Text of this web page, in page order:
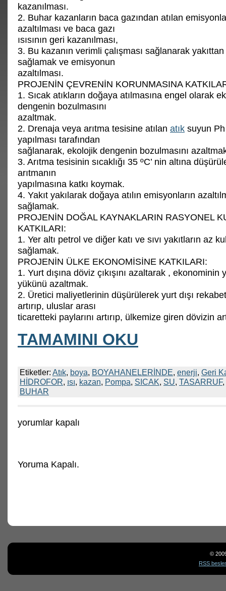
kazanılması.
2. Buhar kazanların baca gazından atılan
azaltılması ve baca gazı
ısısının geri kazanılması,
3. Bu kazanın verimli çalışması sağlanarak yakıttan
sağlamak ve emisyonun
azaltılması.
PROJENİN ÇEVRENİN KORUNMASINA
1. Sıcak atıkların doğaya atılmasına engel olarak
dengenin bozulmasını
azaltmak.
2. Drenaja veya arıtma tesisine atılan atık suyun
yapılması tarafından
sağlanarak, ekolojik dengenin bozulmasını
3. Arıtma tesisinin sıcaklığı 35 ºC’ nin altına
arıtmanın
yapılmasına katkı koymak.
4. Yakıt yakılarak doğaya atılın emisyonların
sağlamak.
PROJENİN DOĞAL KAYNAKLARIN RASYONEL
KATKILARI:
1. Yer altı petrol ve diğer katı ve sıvı yakıtların az
sağlamak.
PROJENİN ÜLKE EKONOMİSİNE KATKILARI:
1. Yurt dışına döviz çıkışını azaltarak , ekonominin
yükünü azaltmak.
2. Üretici maliyetlerinin düşürülerek yurt dışı
artırıp, uluslar arası
ticaretteki paylarını artırıp, ülkemize giren dövizin
TAMAMINI OKU
Etiketler: Atık, boya, BOYAHANELERİNDE, enerji, Geri
HİDROFOR, ısı, kazan, Pompa, SICAK, SU, TASARRUF,
BUHAR
TEKSTİL
BOYAHANELERİNDE
BUHAR
HİDOROFRLARDAN
TASARRUFU
yorumlar kapalı
Yoruma Kapalı.
©
RSS